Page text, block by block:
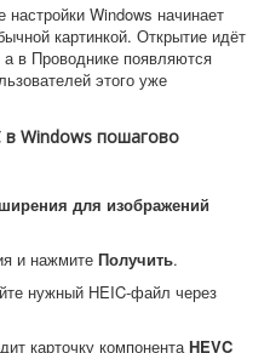
Windows начинает
картинкой. Открытие идёт
в Проводнике появляются
этого уже
в Windows пошагово
для изображений
и нажмите Получить.
нужный HEIC-файл через
карточку компонента HEVC